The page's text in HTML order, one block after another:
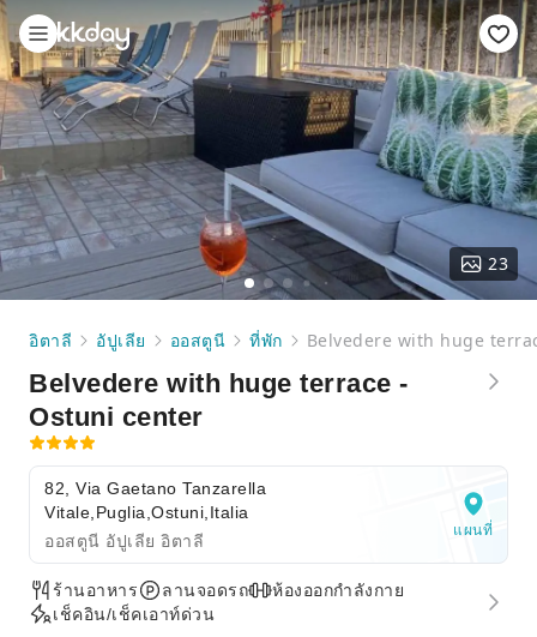
23
อิตาลี อัปูเลีย ออสตูนี ที่พัก Belvedere with huge
Belvedere with huge terrace -
Ostuni center
82, Via Gaetano Tanzarella
Vitale,Puglia,Ostuni,Italia
ออสตูนี อัปูเลีย อิตาลี
แผนที่
ร้านอาหาร ลานจอดรถ
ห้องออกกำลังกาย
เช็คอิน/เช็คเอาท์ด่วน